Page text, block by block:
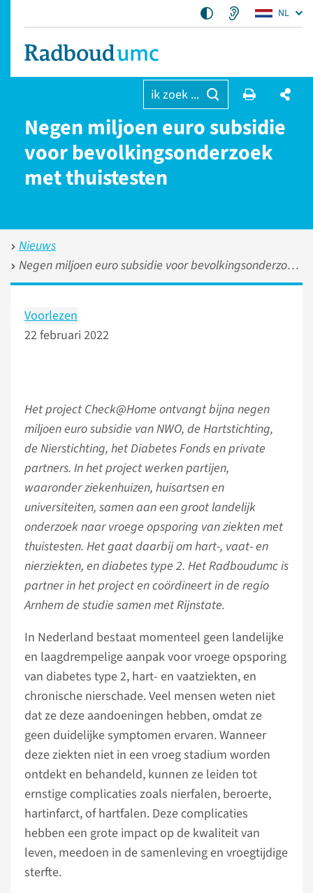
NL
ik zoek ...
Negen miljoen euro subsidie
voor bevolkingsonderzoek
met thuistesten
Nieuws
Negen miljoen euro subsidie voor bevolkingsonderzoek met thuistesten
Voorlezen
22 februari 2022
Het project Check@Home ontvangt bijna negen
miljoen euro subsidie van NWO, de Hartstichting,
de Nierstichting, het Diabetes Fonds en private
partners. In het project werken partijen,
waaronder ziekenhuizen, huisartsen en
universiteiten, samen aan een groot landelijk
onderzoek naar vroege opsporing van ziekten met
thuistesten. Het gaat daarbij om hart-, vaat- en
nierziekten, en diabetes type 2. Het Radboudumc is
partner in het project en coördineert in de regio
Arnhem de studie samen met Rijnstate.
In Nederland bestaat momenteel geen landelijke
en laagdrempelige aanpak voor vroege opsporing
van diabetes type 2, hart- en vaatziekten, en
chronische nierschade. Veel mensen weten niet
dat ze deze aandoeningen hebben, omdat ze
geen duidelijke symptomen ervaren. Wanneer
deze ziekten niet in een vroeg stadium worden
ontdekt en behandeld, kunnen ze leiden tot
ernstige complicaties zoals nierfalen, beroerte,
hartinfarct, of hartfalen. Deze complicaties
hebben een grote impact op de kwaliteit van
leven, meedoen in de samenleving en vroegtijdige
sterfte.